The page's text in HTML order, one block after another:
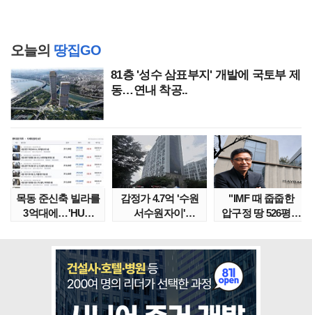
오늘의 땅집GO
81층 '성수 삼표부지' 개발에 국토부 제
동…연내 착공..
목동 준신축 빌라를
3억대에…'HUG
감정가 4.7억 '수원
서수원자이'
"IMF 때 줍줍한
압구정 땅 526평의